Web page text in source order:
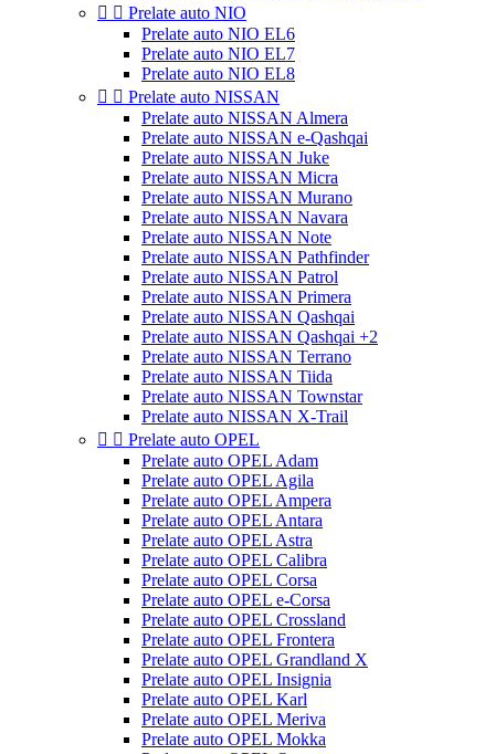
  Prelate auto NIO
Prelate auto NIO EL6
Prelate auto NIO EL7
Prelate auto NIO EL8
  Prelate auto NISSAN
Prelate auto NISSAN Almera
Prelate auto NISSAN e-Qashqai
Prelate auto NISSAN Juke
Prelate auto NISSAN Micra
Prelate auto NISSAN Murano
Prelate auto NISSAN Navara
Prelate auto NISSAN Note
Prelate auto NISSAN Pathfinder
Prelate auto NISSAN Patrol
Prelate auto NISSAN Primera
Prelate auto NISSAN Qashqai
Prelate auto NISSAN Qashqai +2
Prelate auto NISSAN Terrano
Prelate auto NISSAN Tiida
Prelate auto NISSAN Townstar
Prelate auto NISSAN X-Trail
  Prelate auto OPEL
Prelate auto OPEL Adam
Prelate auto OPEL Agila
Prelate auto OPEL Ampera
Prelate auto OPEL Antara
Prelate auto OPEL Astra
Prelate auto OPEL Calibra
Prelate auto OPEL Corsa
Prelate auto OPEL e-Corsa
Prelate auto OPEL Crossland
Prelate auto OPEL Frontera
Prelate auto OPEL Grandland X
Prelate auto OPEL Insignia
Prelate auto OPEL Karl
Prelate auto OPEL Meriva
Prelate auto OPEL Mokka